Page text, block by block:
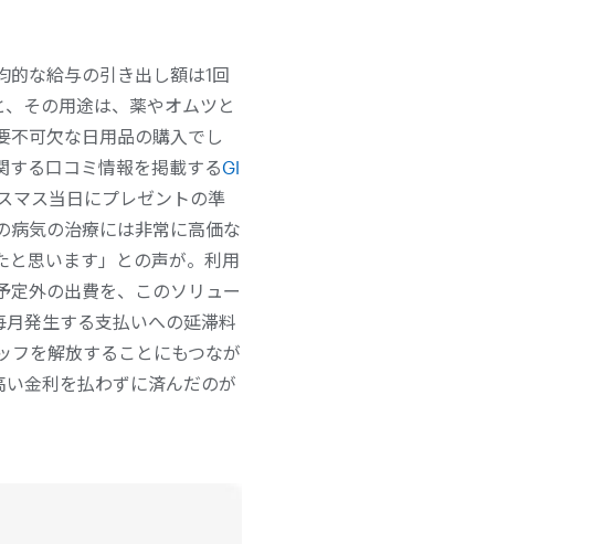
的な給与の引き出し額は1回
その用途は、薬やオムツと
不可欠な日用品の購入でし
する口コミ情報を掲載するGl
マス当日にプレゼントの準
病気の治療には非常に高価な
と思います」との声が。利用
定外の出費を、このソリュー
発生する支払いへの延滞料
フを解放することにもつなが
金利を払わずに済んだのが